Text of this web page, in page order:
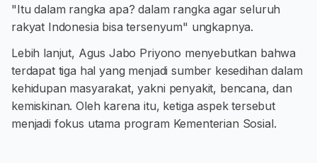
"Itu dalam rangka apa? dalam rangka agar seluruh
rakyat Indonesia bisa tersenyum" ungkapnya.
Lebih lanjut, Agus Jabo Priyono menyebutkan bahwa
terdapat tiga hal yang menjadi sumber kesedihan dalam
kehidupan masyarakat, yakni penyakit, bencana, dan
kemiskinan. Oleh karena itu, ketiga aspek tersebut
menjadi fokus utama program Kementerian Sosial.